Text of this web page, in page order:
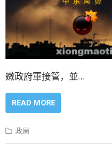
嫩政府軍接管，並…
READ MORE
政局